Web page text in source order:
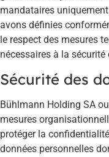
mandataires
avons définies
le respect des mesures
nécessaires à la
Sécurité des
Bühlmann Holding SA
mesures
protéger la
données personnelles